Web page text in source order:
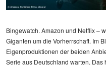
Bingewatch. Amazon und Netflix –
Giganten um die Vorherrschaft. Im
Eigenproduktionen der beiden
Serie aus Deutschland warten.